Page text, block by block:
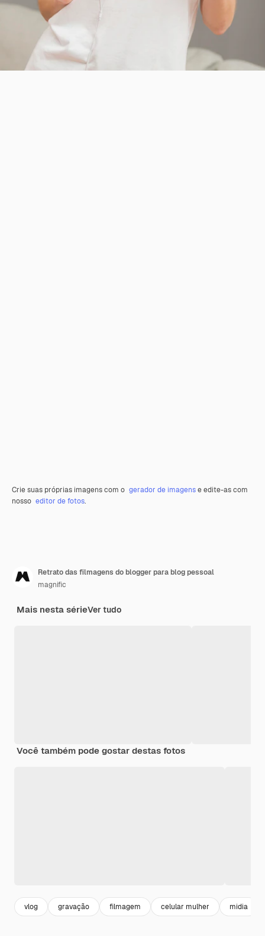
Crie suas próprias imagens com o gerador de imagense edite-as com
nosso editor de fotos.
Retrato das filmagens do blogger para blog pessoal
magnific
Mais nesta sérieVer tudo
Você também pode gostar destas fotos
vlog gravação filmagem celular mulher midia